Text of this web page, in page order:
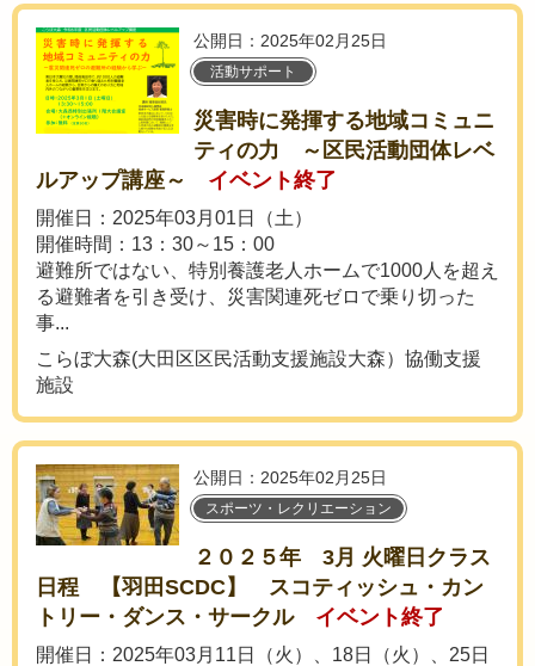
公開日：2025年02月25日
活動サポート
災害時に発揮する地域コミュニ
ティの力 ～区民活動団体レベ
ルアップ講座～
イベント終了
開催日：2025年03月01日（土）
開催時間：13：30～15：00
避難所ではない、特別養護老人ホームで1000人を超え
る避難者を引き受け、災害関連死ゼロで乗り切った
事...
こらぼ大森(大田区区民活動支援施設大森）協働支援
施設
公開日：2025年02月25日
スポーツ・レクリエーション
２０２５年 3月 火曜日クラス
日程 【羽田SCDC】 スコティッシュ・カン
トリー・ダンス・サークル
イベント終了
開催日：2025年03月11日（火）、18日（火）、25日